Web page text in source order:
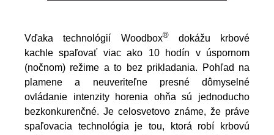
Vďaka technológií Woodbox®dokážu krbové
kachle spaľovať viac ako 10 hodín v úspornom
(nočnom) režime a to bez prikladania. Pohľad na
plamene a neuveriteľne presné dômyselné
ovládanie intenzity horenia ohňa sú jednoducho
bezkonkurenčné. Je celosvetovo známe, že práve
spaľovacia technológia je tou, ktorá robí krbovú